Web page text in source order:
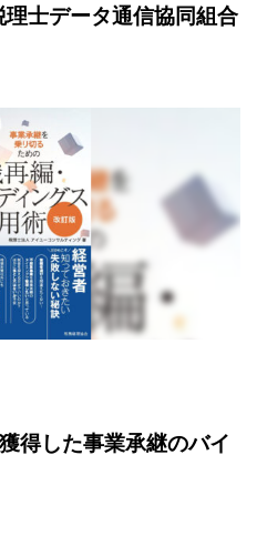
理士データ通信協同組合
得した事業承継のバイ